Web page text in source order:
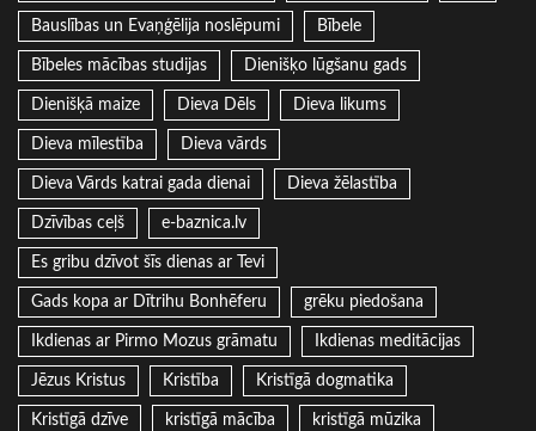
Bauslības un Evaņģēlija noslēpumi Bībele
Bībeles mācības studijas Dienišķo lūgšanu gads
Dienišķā maize Dieva Dēls Dieva likums
Dieva mīlestība Dieva vārds
Dieva Vārds katrai gada dienai Dieva žēlastība
Dzīvības ceļš e-baznica.lv
Es gribu dzīvot šīs dienas ar Tevi
Gads kopa ar Dītrihu Bonhēferu grēku piedošana
Ikdienas ar Pirmo Mozus grāmatu Ikdienas meditācijas
Jēzus Kristus Kristība Kristīgā dogmatika
Kristīgā dzīve kristīgā mācība kristīgā mūzika